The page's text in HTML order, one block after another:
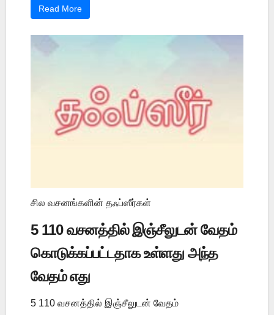
Read More
சில வசனங்களின் தஃப்ஸீர்கள்
5 110 வசனத்தில் இஞ்சீலுடன் வேதம்
கொடுக்கப்பட்டதாக உள்ளது அந்த
வேதம் எது
5 110 வசனத்தில் இஞ்சீலுடன் வேதம்